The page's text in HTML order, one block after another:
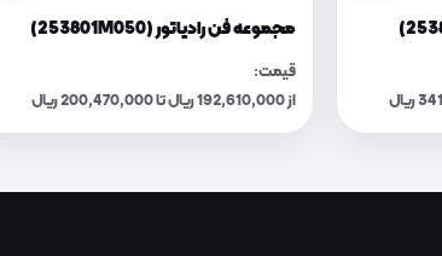
مجموعه فن رادیاتور (253801M050)
قیمت:
از 192,610,000 ریال تا 200,470,000 ریال